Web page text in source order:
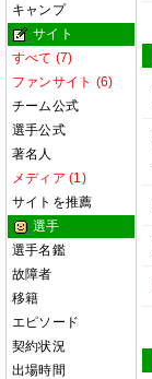
キャンプ
サイト
すべて (7)
ファンサイト (6)
チーム公式
選手公式
著名人
メディア (1)
サイトを推薦
選手
選手名鑑
故障者
移籍
エピソード
契約状況
出場時間